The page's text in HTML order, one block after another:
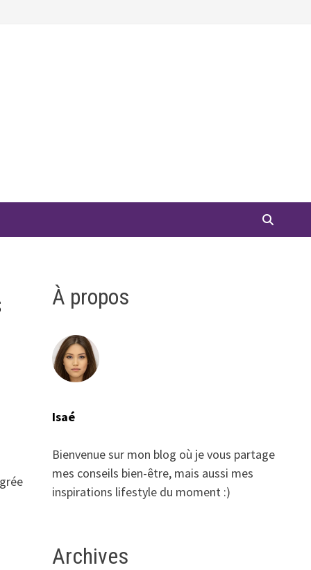
À propos
Isaé
Bienvenue sur mon blog où je vous partage
mes conseils bien-être, mais aussi mes
inspirations lifestyle du moment :)
Archives